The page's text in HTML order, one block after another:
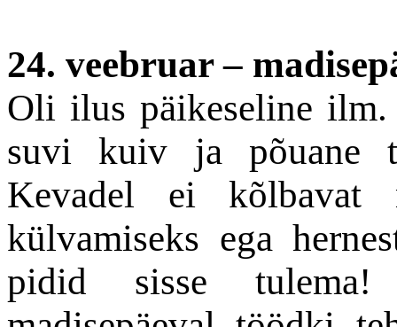
24. veebruar –
Oli ilus päikeseline ilm.
suvi kuiv ja põuane
Kevadel ei kõlbavat
külvamiseks ega
pidid sisse